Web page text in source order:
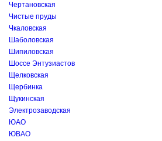
Чертановская
Чистые пруды
Чкаловская
Шаболовская
Шипиловская
Шоссе Энтузиастов
Щелковская
Щербинка
Щукинская
Электрозаводская
ЮАО
ЮВАО